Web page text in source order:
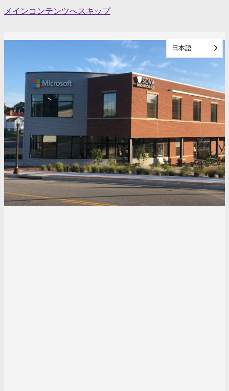
Skip
メインコンテンツへスキップ
日本語